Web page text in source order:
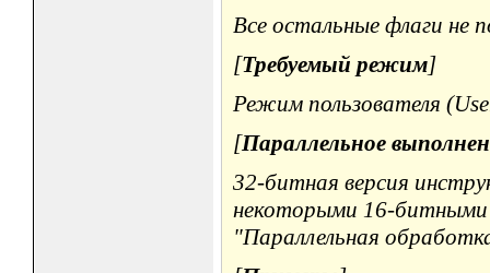
Все остальные флаги не
[Требуемый режим]
Режим пользователя
[Параллельное
32-битная версия
некоторыми 16-битными
"Параллельная